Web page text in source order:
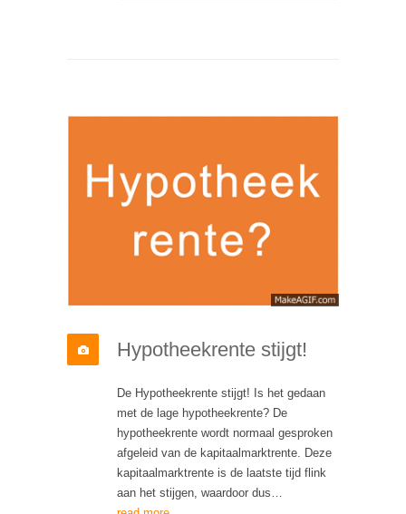
Hypotheekrente stijgt!
De Hypotheekrente stijgt! Is het gedaan
met de lage hypotheekrente? De
hypotheekrente wordt normaal gesproken
afgeleid van de kapitaalmarktrente. Deze
kapitaalmarktrente is de laatste tijd flink
aan het stijgen, waardoor dus…